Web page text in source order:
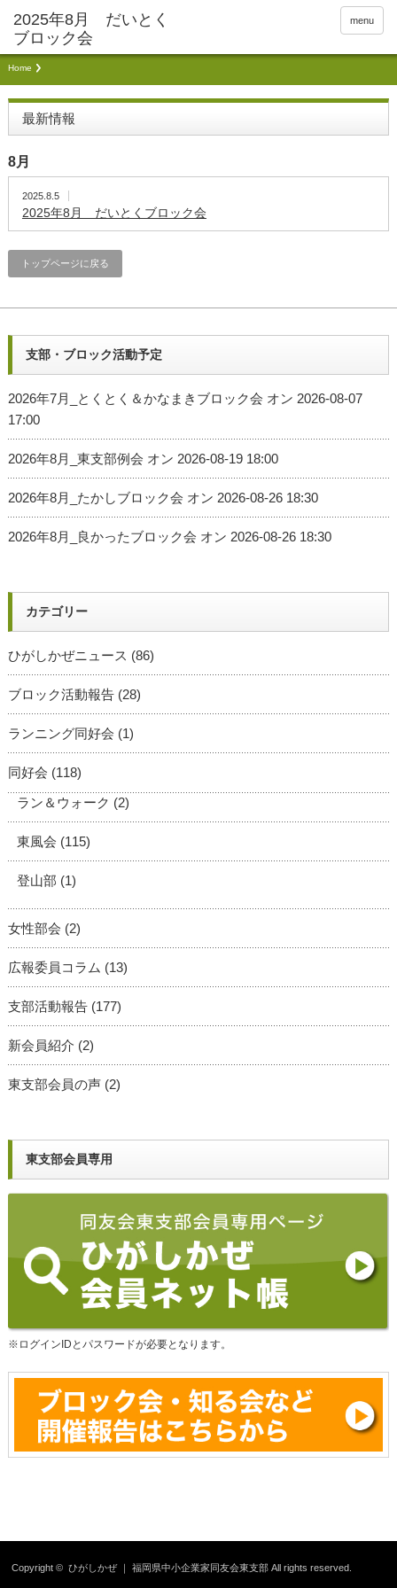
menu
Home
最新情報
8月
2025.8.5
2025年8月 だいとくブロック会
トップページに戻る
支部・ブロック活動予定
2026年7月_とくとく＆かなまきブロック会 オン 2026-08-07
17:00
2026年8月_東支部例会 オン 2026-08-19 18:00
2026年8月_たかしブロック会 オン 2026-08-26 18:30
2026年8月_良かったブロック会 オン 2026-08-26 18:30
カテゴリー
ひがしかぜニュース (86)
ブロック活動報告(28)
ランニング同好会 (1)
同好会 (118)
ラン＆ウォーク (2)
東風会 (115)
登山部 (1)
女性部会 (2)
広報委員コラム (13)
支部活動報告(177)
新会員紹介 (2)
東支部会員の声(2)
東支部会員専用
※ログインIDとパスワードが必要となります。
Copyright ©ひがしかぜ ｜ 福岡県中小企業家同友会東支部 All rights reserved.